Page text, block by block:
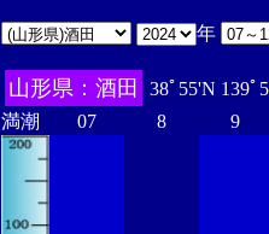
年
山形県：酒田
38ﾟ55'N 139ﾟ
満潮
07 8 9